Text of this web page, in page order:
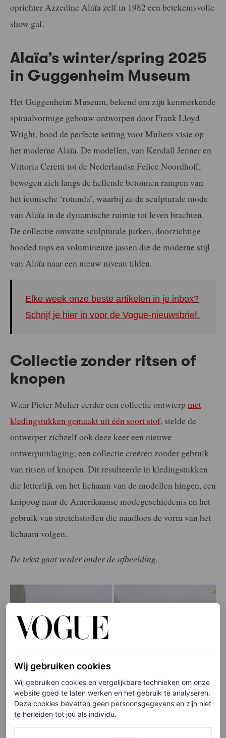
oprichter Azzedine Alaïa zelf in 1982 een betekenisvolle
show gaf.
Alaïa’s winter/spring 2025
in Guggenheim Museum
Het Guggenheim Museum, bekend om zijn kenmerkende
spiraalvormige gebouw ontworpen door Frank Lloyd
Wright, bood de perfecte setting voor Muliers visie op
het moderne Alaïa. De modellen, van Kendall Jenner en
Vittoria Ceretti tot de Nederlandse Felice Noordhoff,
bewogen zich langs de hellende betonnen rampen van
het iconische ‘rotunda’, waarbij ze de sculpturale mode
van Alaïa in de dynamische ruimte tot leven brachten.
De collectie omvatte sculpturale jurken, doorzichtige
hooded tops en volumineuze jassen die de moderne stijl
van Alaïa naar een nieuw niveau tilden.
Elke week onze beste artikelen in je inbox?
Schrijf je hier in voor de Vogue-nieuwsbrief.
Collectie zonder ritsen of
knopen
Waar Pieter Mulier eerder een collectie ontwierp met
kledingstukken gemaakt uit één soort stof, stelde de
ontwerper zichzelf ook deze keer een nieuwe
ontwerpuitdaging; een collectie creëren zonder gebruik
van ritsen of knopen. Dit resulteerde in kledingstukken
die letterlijk om het lichaam van de modellen hingen, een
knipoog naar de Amerikaanse modegeschiedenis en het
gebruik van stretchstoffen die naadloos de vorm van het
lichaam volgen.
De tekst gaat verder onder de afbeelding.
Wij gebruiken cookies
Wij gebruiken cookies en vergelijkbare technieken om onze
website goed te laten werken en het gebruik te analyseren.
Deze cookies bevatten geen persoonsgegevens en zijn niet
te herleiden tot jou als individu.